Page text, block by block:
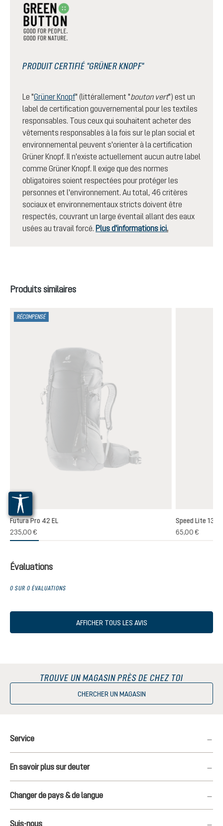
PRODUIT CERTIFIÉ "GRÜNER KNOPF"
Le "Grüner Knopf" (littérallement "bouton vert") est un
label de certification gouvernemental pour les textiles
responsables. Tous ceux qui souhaitent acheter des
vêtements responsables à la fois sur le plan social et
environnemental peuvent s'orienter à la certification
Grüner Knopf. Il n'existe actuellement aucun autre label
comme Grüner Knopf. Il exige que des normes
obligatoires soient respectées pour protéger les
personnes et l'environnement. Au total, 46 critères
sociaux et environnementaux stricts doivent être
respectés, couvrant un large éventail allant des eaux
usées au travail forcé. Plus d'informations ici.
Ignorer la galerie de produits
Produits similaires
de 5 sur 5 étoiles
RÉCOMPENSÉ
Futura Pro 42 EL
235,00 €
Speed Lite 13
65,00 €
Évaluations
0 SUR 0 ÉVALUATIONS
AFFICHER TOUS LES AVIS
TROUVE UN MAGASIN PRÈS DE CHEZ TOI
CHERCHER UN MAGASIN
Service
En savoir plus sur deuter
Changer de pays & de langue
Suis-nous